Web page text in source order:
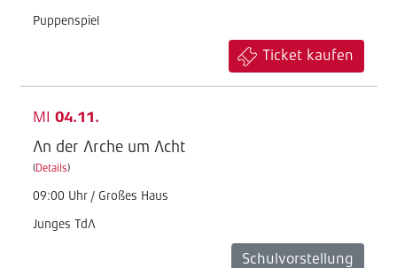
Puppenspiel
Ticket kaufen
MI 04.11.
An der Arche um Acht
(Details)
09:00 Uhr / Großes Haus
Junges TdA
Schulvorstellung